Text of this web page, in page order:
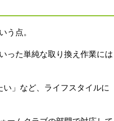
う点。
った単純な取り換え作業には
い」など、ライフスタイルに